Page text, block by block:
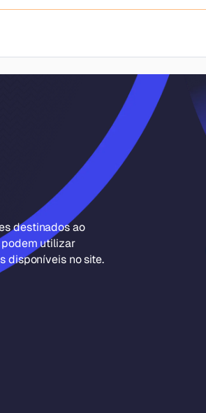
destinados ao
podem utilizar
disponíveis no site.